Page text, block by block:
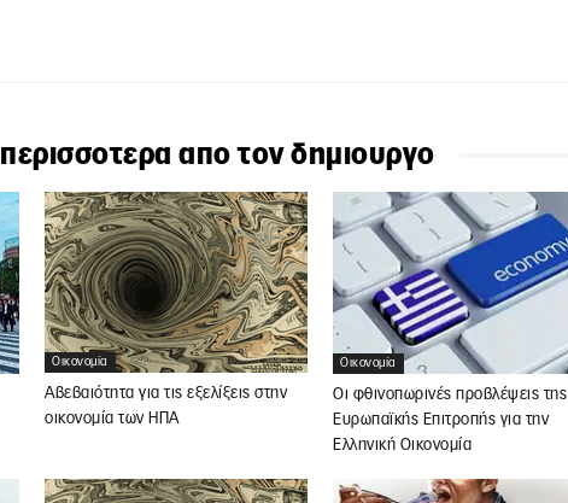
περισσοτερα απο τον δημιουργο
Οικονομία
Αβεβαιότητα για τις εξελίξεις στην
οικονομία των ΗΠΑ
Οικονομία
Οι φθινοπωρινές προβλέψεις της
Ευρωπαϊκής Επιτροπής για την
Ελληνική Οικονομία